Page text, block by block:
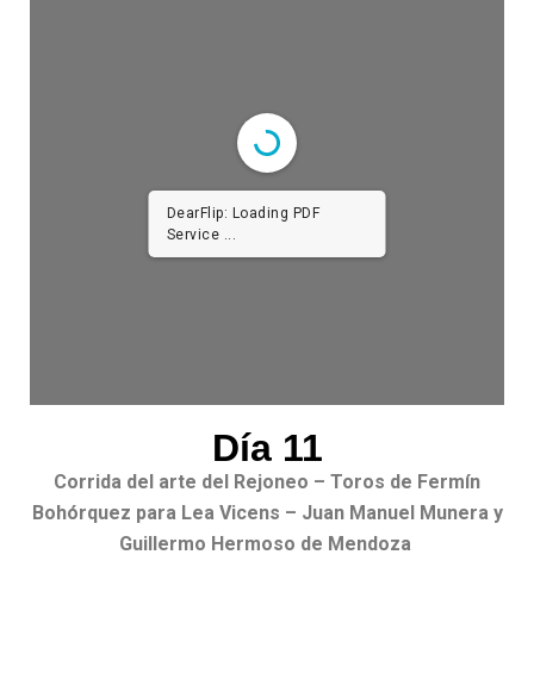
DearFlip: Loading PDF
Service ...
Día 11
Corrida del arte del Rejoneo – Toros de Fermín
Bohórquez para Lea Vicens – Juan Manuel Munera y
Guillermo Hermoso de Mendoza